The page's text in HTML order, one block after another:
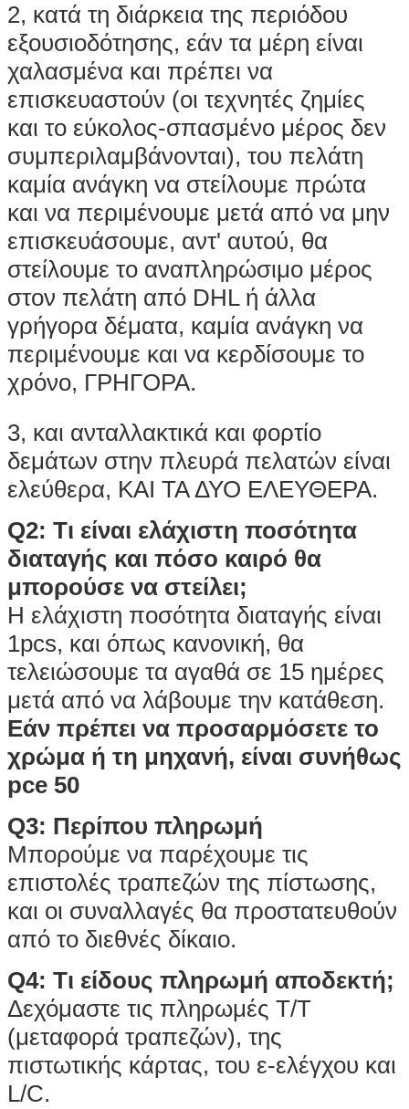
2, κατά τη διάρκεια της περιόδου
εξουσιοδότησης, εάν τα μέρη είναι
χαλασμένα και πρέπει να
επισκευαστούν (οι τεχνητές ζημίες
και το εύκολος-σπασμένο μέρος δεν
συμπεριλαμβάνονται), του πελάτη
καμία ανάγκη να στείλουμε πρώτα
και να περιμένουμε μετά από να μην
επισκευάσουμε, αντ' αυτού, θα
στείλουμε το αναπληρώσιμο μέρος
στον πελάτη από DHL ή άλλα
γρήγορα δέματα, καμία ανάγκη να
περιμένουμε και να κερδίσουμε το
χρόνο, ΓΡΗΓΟΡΑ.
3, και ανταλλακτικά και φορτίο
δεμάτων στην πλευρά πελατών είναι
ελεύθερα, ΚΑΙ ΤΑ ΔΥΟ ΕΛΕΥΘΕΡΑ.
Q2: Τι είναι ελάχιστη ποσότητα
διαταγής και πόσο καιρό θα
μπορούσε να στείλει;
Η ελάχιστη ποσότητα διαταγής είναι
1pcs, και όπως κανονική, θα
τελειώσουμε τα αγαθά σε 15 ημέρες
μετά από να λάβουμε την κατάθεση.
Εάν πρέπει να προσαρμόσετε το
χρώμα ή τη μηχανή, είναι συνήθως
pce 50
Q3: Περίπου πληρωμή
Μπορούμε να παρέχουμε τις
επιστολές τραπεζών της πίστωσης,
και οι συναλλαγές θα προστατευθούν
από το διεθνές δίκαιο.
Q4: Τι είδους πληρωμή αποδεκτή;
Δεχόμαστε τις πληρωμές T/T
(μεταφορά τραπεζών), της
πιστωτικής κάρτας, του ε-ελέγχου και
L/C.